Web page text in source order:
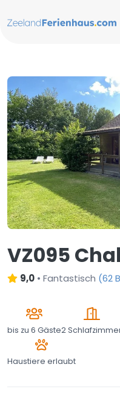
VZ095
9,0 • Fantastisch (62
bis zu 6 Gäste2
Haustiere erlaubt